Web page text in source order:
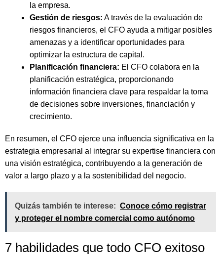
la empresa.
Gestión de riesgos: A través de la evaluación de
riesgos financieros, el CFO ayuda a mitigar posibles
amenazas y a identificar oportunidades para
optimizar la estructura de capital.
Planificación financiera: El CFO colabora en la
planificación estratégica, proporcionando
información financiera clave para respaldar la toma
de decisiones sobre inversiones, financiación y
crecimiento.
En resumen, el CFO ejerce una influencia significativa en la
estrategia empresarial al integrar su expertise financiera con
una visión estratégica, contribuyendo a la generación de
valor a largo plazo y a la sostenibilidad del negocio.
Quizás también te interese: Conoce cómo registrar
y proteger el nombre comercial como autónomo
7 habilidades que todo CFO exitoso